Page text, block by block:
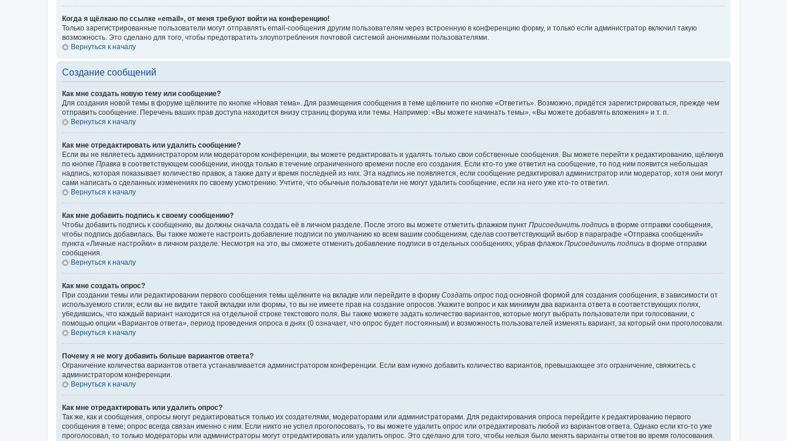
Когда я щёлкаю по ссылке «email», от меня требуют войти на конференцию!
Только зарегистрированные пользователи могут отправлять email-сообщения другим пользователям через встроенную в конференцию форму, и только если администратор включил такую
возможность. Это сделано для того, чтобы предотвратить злоупотребления почтовой системой анонимными пользователями.
Вернуться к началу
Создание сообщений
Как мне создать новую тему или сообщение?
Для создания новой темы в форуме щёлкните по кнопке «Новая тема». Для размещения сообщения в теме щёлкните по кнопке «Ответить». Возможно, придётся зарегистрироваться, прежде чем
отправить сообщение. Перечень ваших прав доступа находится внизу страниц форума или темы. Например: «Вы можете начинать темы», «Вы можете добавлять вложения» и т. п.
Вернуться к началу
Как мне отредактировать или удалить сообщение?
Если вы не являетесь администратором или модератором конференции, вы можете редактировать и удалять только свои собственные сообщения. Вы можете перейти к редактированию, щёлкнув
по кнопке Правка в соответствующем сообщении, иногда только в течение ограниченного времени после его создания. Если кто-то уже ответил на сообщение, то под ним появится небольшая
надпись, которая показывает количество правок, а также дату и время последней из них. Эта надпись не появляется, если сообщение редактировал администратор или модератор, хотя они могут
сами написать о сделанных изменениях по своему усмотрению. Учтите, что обычные пользователи не могут удалить сообщение, если на него уже кто-то ответил.
Вернуться к началу
Как мне добавить подпись к своему сообщению?
Чтобы добавить подпись к сообщению, вы должны сначала создать её в личном разделе. После этого вы можете отметить флажком пункт Присоединить подпись в форме отправки сообщения,
чтобы подпись добавилась. Вы также можете настроить добавление подписи по умолчанию ко всем вашим сообщениям, сделав соответствующий выбор в параграфе «Отправка сообщений»
пункта «Личные настройки» в личном разделе. Несмотря на это, вы сможете отменить добавление подписи в отдельных сообщениях, убрав флажок Присоединить подпись в форме отправки
сообщения.
Вернуться к началу
Как мне создать опрос?
При создании темы или редактировании первого сообщения темы щёлкните на вкладке или перейдите в форму Создать опрос под основной формой для создания сообщения, в зависимости от
используемого стиля; если вы не видите такой вкладки или формы, то вы не имеете прав на создание опросов. Укажите вопрос и как минимум два варианта ответа в соответствующих полях,
убедившись, что каждый вариант находится на отдельной строке текстового поля. Вы также можете задать количество вариантов, которые могут выбрать пользователи при голосовании, с
помощью опции «Вариантов ответа», период проведения опроса в днях (0 означает, что опрос будет постоянным) и возможность пользователей изменять вариант, за который они проголосовали.
Вернуться к началу
Почему я не могу добавить больше вариантов ответа?
Ограничение количества вариантов ответа устанавливается администратором конференции. Если вам нужно добавить количество вариантов, превышающее это ограничение, свяжитесь с
администратором конференции.
Вернуться к началу
Как мне отредактировать или удалить опрос?
Так же, как и сообщения, опросы могут редактироваться только их создателями, модераторами или администраторами. Для редактирования опроса перейдите к редактированию первого
сообщения в теме; опрос всегда связан именно с ним. Если никто не успел проголосовать, то вы можете удалить опрос или отредактировать любой из вариантов ответа. Однако если кто-то уже
проголосовал, то только модераторы или администраторы могут отредактировать или удалить опрос. Это сделано для того, чтобы нельзя было менять варианты ответов во время голосования.